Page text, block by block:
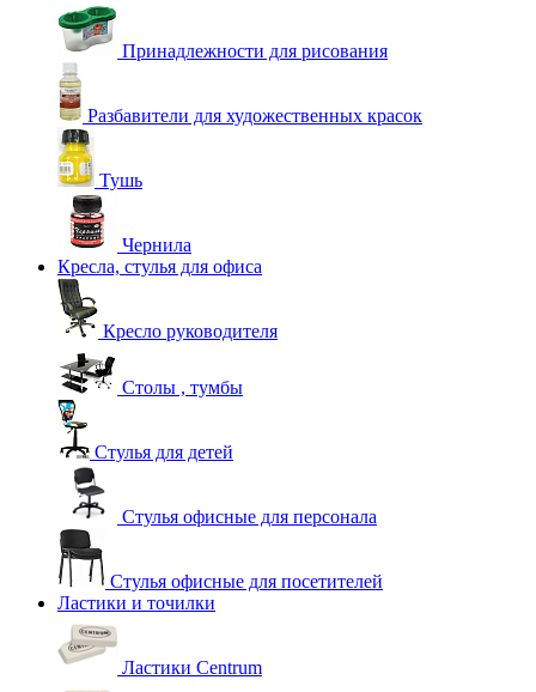
Принадлежности для рисования
Разбавители для художественных красок
Тушь
Чернила
Кресла, стулья для офиса
Кресло руководителя
Столы , тумбы
Стулья для детей
Стулья офисные для персонала
Стулья офисные для посетителей
Ластики и точилки
Ластики Centrum